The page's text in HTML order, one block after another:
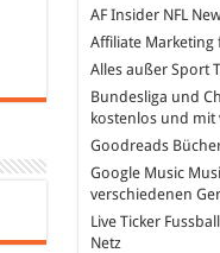
AF InsiderNFL
Affiliate Marketing
Alles außer Sport
Bundesliga und
kostenlos und mit
Goodreads
Google Music
verschiedenen
Live Ticker Fussball
Netz